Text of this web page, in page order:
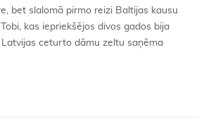
bet slalomā pirmo reizi Baltijas kausu
kas iepriekšējos divos gados bija
ceturto dāmu zeltu saņēma